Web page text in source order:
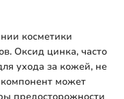
косметики
Оксид цинка, часто
ухода за кожей, не
может